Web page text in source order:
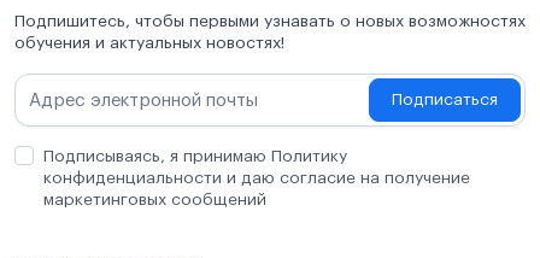
Подпишитесь, чтобы первыми узнавать о новых возможностях
обучения и актуальных новостях!
Подписаться
Подписываясь, я принимаю Политику
конфиденциальности и даю согласие на получение
маркетинговых сообщений